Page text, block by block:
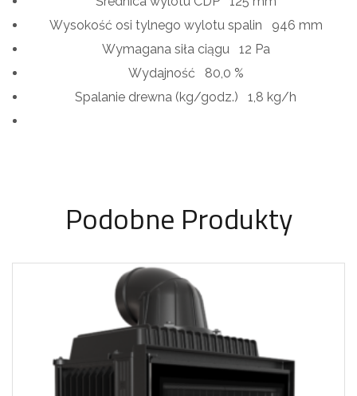
Wysokość osi tylnego wylotu spalin 946 mm
Wymagana siła ciągu 12 Pa
Wydajność 80,0 %
Spalanie drewna (kg/godz.) 1,8 kg/h
Podobne Produkty